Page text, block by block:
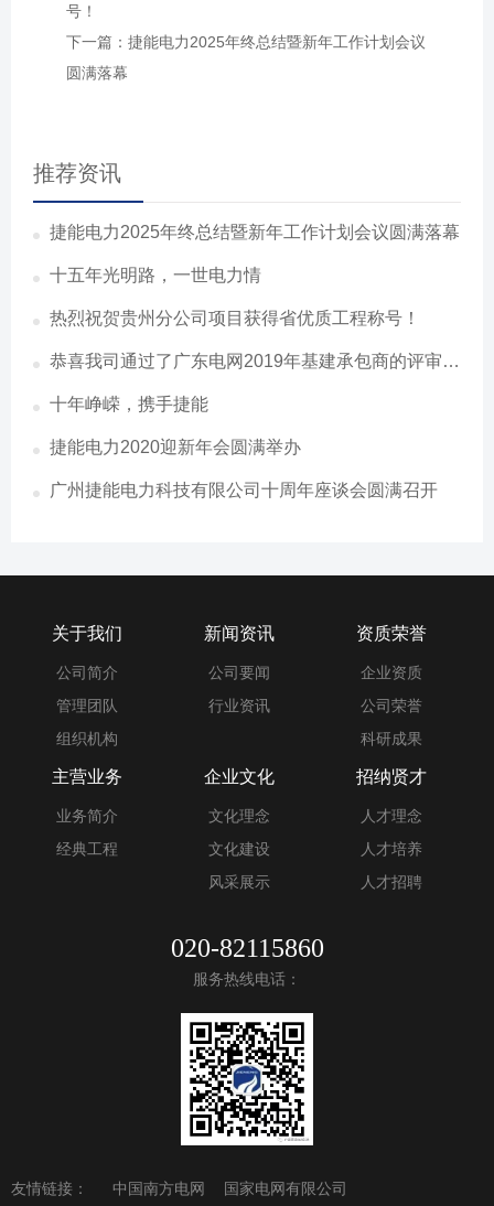
号！
下一篇：捷能电力2025年终总结暨新年工作计划会议
圆满落幕
推荐资讯
捷能电力2025年终总结暨新年工作计划会议圆满落幕
十五年光明路，一世电力情
热烈祝贺贵州分公司项目获得省优质工程称号！
恭喜我司通过了广东电网2019年基建承包商的评审结
十年峥嵘，携手捷能
捷能电力2020迎新年会圆满举办
广州捷能电力科技有限公司十周年座谈会圆满召开
关于我们
公司简介
管理团队
组织机构
新闻资讯
公司要闻
行业资讯
资质荣誉
企业资质
公司荣誉
科研成果
主营业务
业务简介
经典工程
企业文化
文化理念
文化建设
风采展示
招纳贤才
人才理念
人才培养
人才招聘
020-82115860
服务热线电话：
友情链接： 中国南方电网 国家电网有限公司